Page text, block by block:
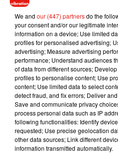
4 août 2026
Tiny Desk
live session
4 août 2026
Ariana
sa tournée
We and our (447) partnersdo the
your consent and/or our legitimate
information on a device; Use limited
profiles for personalised advertising;
advertising; Measure advertising
performance; Understand audiences
of data from different sources;
profiles to personalise content; Use
content; Use limited data to select
detect fraud, and fix errors; Deliver
Save and communicate privacy
process personal data such as IP
following functionalities: Identify
requested; Use precise geolocation
other data sources; Link different
information transmitted automatically.